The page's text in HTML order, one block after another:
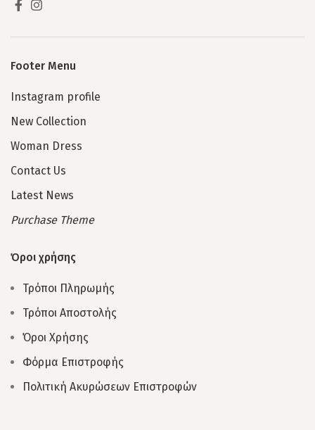
Footer Menu
Instagram profile
New Collection
Woman Dress
Contact Us
Latest News
Purchase Theme
Όροι χρήσης
Τρόποι Πληρωμής
Τρόποι Αποστολής
Όροι Χρήσης
Φόρμα Επιστροφής
Πολιτική Ακυρώσεων Επιστροφών